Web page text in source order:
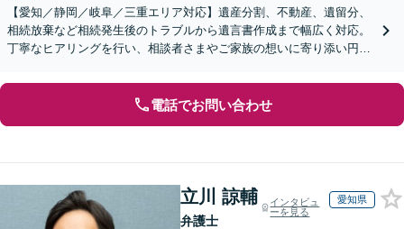
【愛知／静岡／岐阜／三重エリア対応】遺産分割、不動産、遺留分、
相続放棄など相続発生後のトラブルから遺言書作成まで幅広く対応。
丁寧なヒアリングを行い、相談者さまやご家族の想いに寄り添い円滑
電話でお問い合わせ
立川 諒輔
弁護士
インタビュ
ーを見る
愛知県